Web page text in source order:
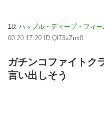
18: ハッブル・ディープ・フィー
00:20:17.20 ID:Ql73vZnx0
ガチンコファイトク
言い出しそう